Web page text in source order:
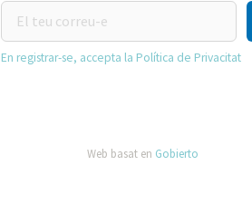
El
teu
correu-
En registrar-se, accepta la Política de Privacitat
Web basat en Gobierto